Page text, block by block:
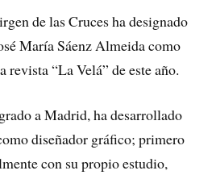
de las Cruces ha designado
María Sáenz Almeida como
revista “La Velá” de este año.
a Madrid, ha desarrollado
diseñador gráfico; primero
con su propio estudio,